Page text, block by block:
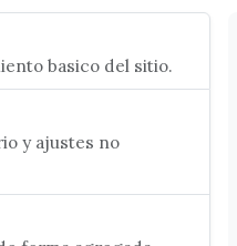
(+34) 952 541 104
C/ Poniente, 2. CP
basico del sitio.
y ajustes no